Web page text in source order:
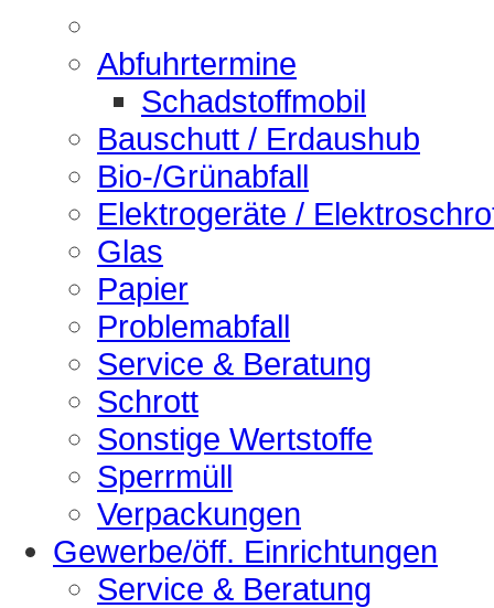
Abfuhrtermine
Schadstoffmobil
Bauschutt / Erdaushub
Bio-/Grünabfall
Elektrogeräte /
Glas
Papier
Problemabfall
Service & Beratung
Schrott
Sonstige Wertstoffe
Sperrmüll
Verpackungen
Gewerbe/öff. Einrichtungen
Service & Beratung